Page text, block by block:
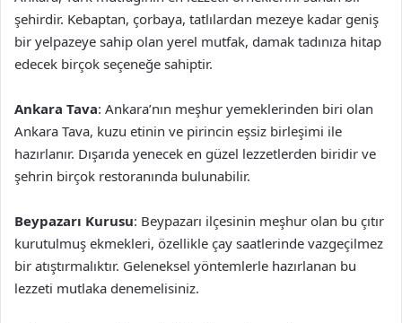
şehirdir. Kebaptan, çorbaya, tatlılardan mezeye kadar geniş
bir yelpazeye sahip olan yerel mutfak, damak tadınıza hitap
edecek birçok seçeneğe sahiptir.
Ankara Tava: Ankara’nın meşhur yemeklerinden biri olan
Ankara Tava, kuzu etinin ve pirincin eşsiz birleşimi ile
hazırlanır. Dışarıda yenecek en güzel lezzetlerden biridir ve
şehrin birçok restoranında bulunabilir.
Beypazarı Kurusu: Beypazarı ilçesinin meşhur olan bu çıtır
kurutulmuş ekmekleri, özellikle çay saatlerinde vazgeçilmez
bir atıştırmalıktır. Geleneksel yöntemlerle hazırlanan bu
lezzeti mutlaka denemelisiniz.